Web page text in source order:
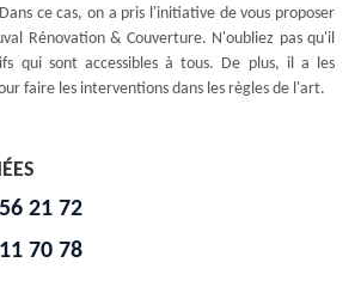
ce cas, on a pris l'initiative de vous proposer
Rénovation & Couverture. N'oubliez pas qu'il
qui sont accessibles à tous. De plus, il a les
faire les interventions dans les règles de l'art.
21 72
70 78